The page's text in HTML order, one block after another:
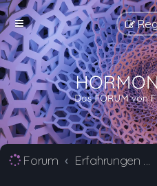
Forum Erfahrungen mit Verhütungsmittel Alternativen